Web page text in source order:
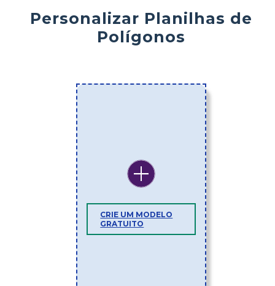
Personalizar Planilhas de
Polígonos
CRIE UM MODELO
GRATUITO